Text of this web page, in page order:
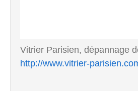
Vitrier Parisien, dépannage
http://www.vitrier-